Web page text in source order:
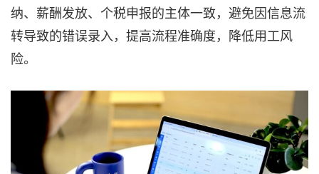
纳、薪酬发放、个税申报的主体一致，避免因信息流
转导致的错误录入，提高流程准确度，降低用工风
险。